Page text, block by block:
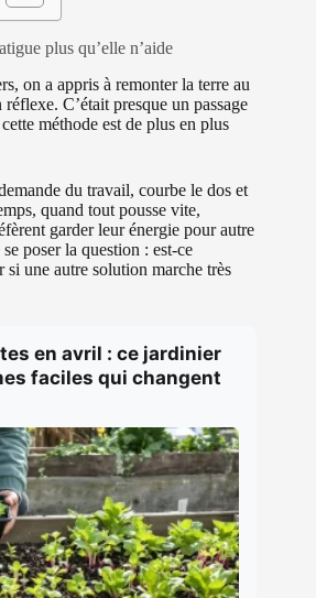
plus qu’elle n’aide
on a appris à remonter la terre au
C’était presque un passage
méthode est de plus en plus
du travail, courbe le dos et
quand tout pousse vite,
garder leur énergie pour autre
poser la question : est-ce
si une autre solution marche très
en avril : ce jardinier
faciles qui changent